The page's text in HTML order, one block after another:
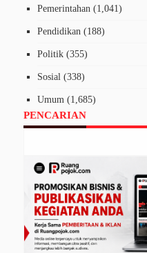
Pemerintahan (1,041)
Pendidikan (188)
Politik (355)
Sosial (338)
Umum (1,685)
PENCARIAN